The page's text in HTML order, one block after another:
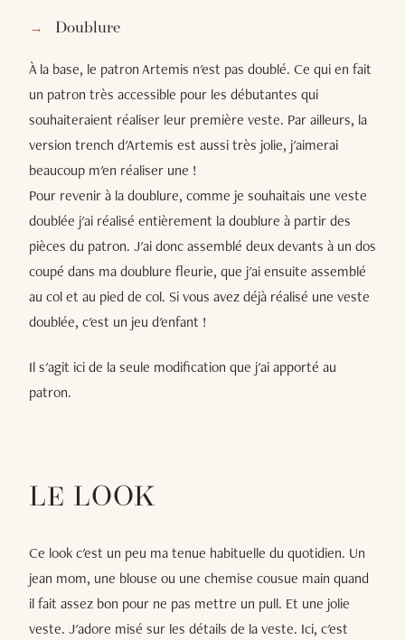
Doublure
À la base, le patron Artemis n'est pas doublé. Ce qui en fait
un patron très accessible pour les débutantes qui
souhaiteraient réaliser leur première veste. Par ailleurs, la
version trench d'Artemis est aussi très jolie, j'aimerai
beaucoup m'en réaliser une !
Pour revenir à la doublure, comme je souhaitais une veste
doublée j'ai réalisé entièrement la doublure à partir des
pièces du patron. J'ai donc assemblé deux devants à un dos
coupé dans ma doublure fleurie, que j'ai ensuite assemblé
au col et au pied de col. Si vous avez déjà réalisé une veste
doublée, c'est un jeu d'enfant !
Il s'agit ici de la seule modification que j'ai apporté au
patron.
LE LOOK
Ce look c'est un peu ma tenue habituelle du quotidien. Un
jean mom, une blouse ou une chemise cousue main quand
il fait assez bon pour ne pas mettre un pull. Et une jolie
veste. J'adore misé sur les détails de la veste. Ici, c'est